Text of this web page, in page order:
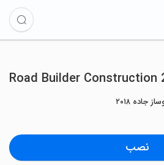
Road Builder Construction
جاده ۲۰۱۸
نصب